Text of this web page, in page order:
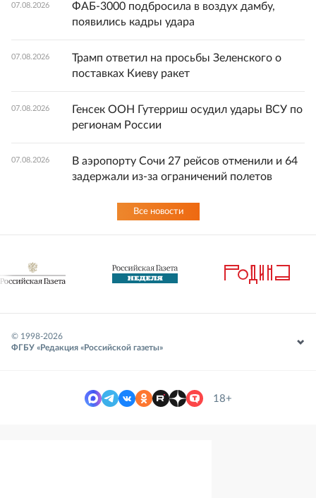
07.08.2026
ФАБ-3000 подбросила в воздух дамбу,
появились кадры удара
07.08.2026
Трамп ответил на просьбы Зеленского о
поставках Киеву ракет
07.08.2026
Генсек ООН Гутерриш осудил удары ВСУ по
регионам России
07.08.2026
В аэропорту Сочи 27 рейсов отменили и 64
задержали из-за ограничений полетов
Все новости
© 1998-2026
ФГБУ «Редакция «Российской газеты»
18+